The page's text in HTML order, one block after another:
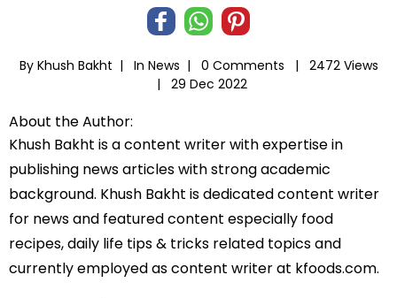
By Khush Bakht | In News | 0 Comments |
2472 Views
|
29 Dec 2022
About the Author:
Khush Bakht is a content writer with expertise in
publishing news articles with strong academic
background. Khush Bakht is dedicated content writer
for news and featured content especially food
recipes, daily life tips & tricks related topics and
currently employed as content writer at kfoods.com.